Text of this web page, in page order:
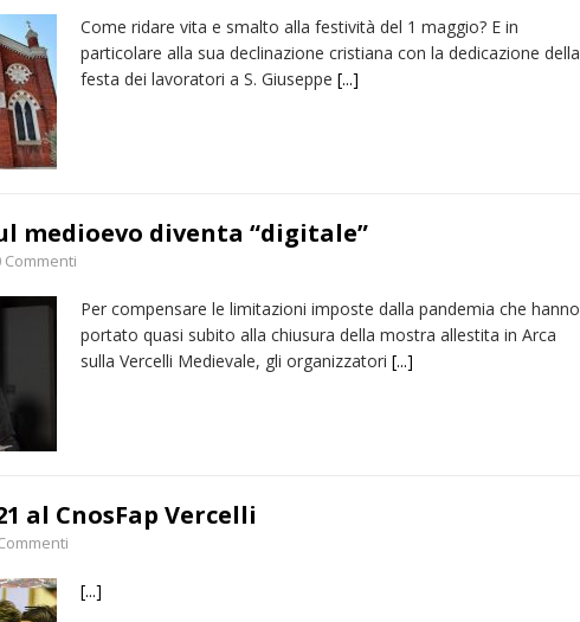
Come ridare vita e smalto alla festività del 1 maggio? E in
particolare alla sua declinazione cristiana con la dedicazione della
festa dei lavoratori a S. Giuseppe [...]
medioevo diventa “digitale”
Commenti
Per compensare le limitazioni imposte dalla pandemia che hanno
portato quasi subito alla chiusura della mostra allestita in Arca
sulla Vercelli Medievale, gli organizzatori [...]
al CnosFap Vercelli
[...]